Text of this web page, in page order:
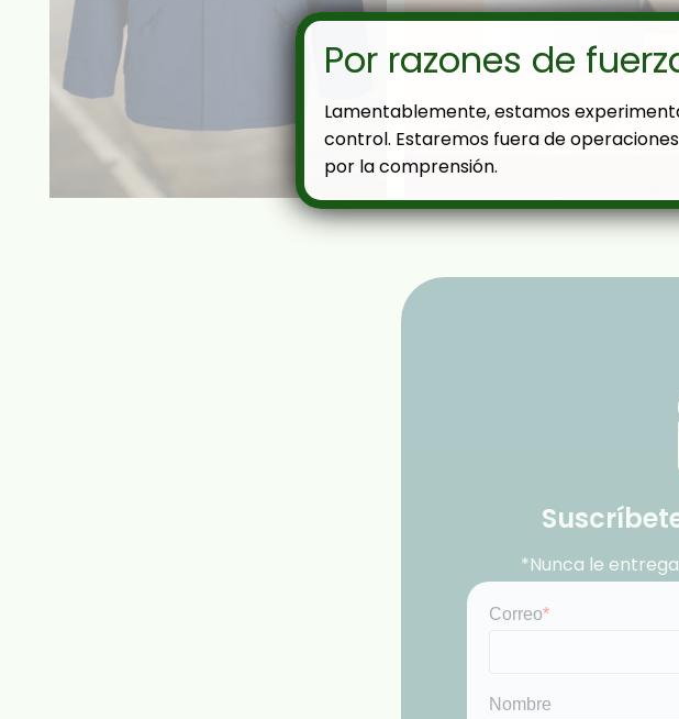
*Nunca le
Por razones de
Lamentablemente, estamos
control. Estaremos fuera de
por la comprensión.